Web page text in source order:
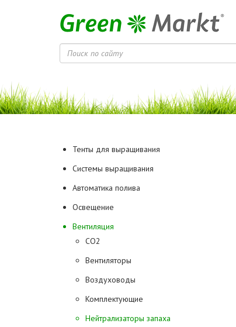
Тенты для выращивания
Системы выращивания
Автоматика полива
Освещение
Вентиляция
CO2
Вентиляторы
Воздуховоды
Комплектующие
Нейтрализаторы запаха